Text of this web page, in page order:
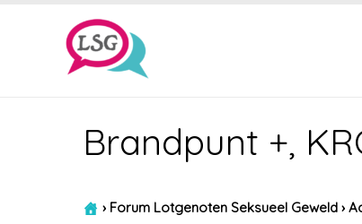
Brandpunt +,
› Forum Lotgenoten Seksueel Geweld ›